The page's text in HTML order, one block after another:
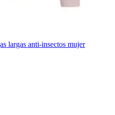
largas anti-insectos mujer